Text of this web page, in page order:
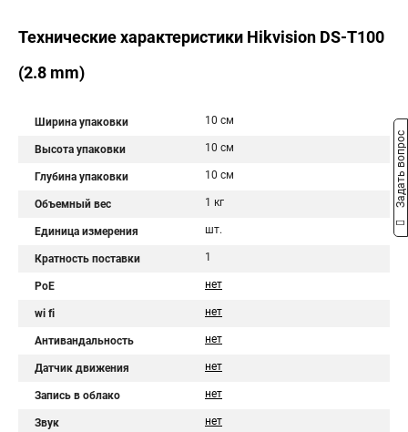
Технические характеристики Hikvision DS-T100
(2.8 mm)
Ширина упаковки 10 см
Высота упаковки 10 см
Глубина упаковки 10 см
Объемный вес 1 кг
Единица измерения шт.
Кратность поставки 1
PoE нет
wi fi нет
Антивандальность нет
Датчик движения нет
Запись в облако нет
Звук нет
Задать вопрос